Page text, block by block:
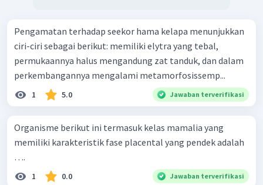
Pengamatan terhadap seekor hama kelapa menunjukkan
ciri-ciri sebagai berikut: memiliki elytra yang tebal,
permukaannya halus mengandung zat tanduk, dan dalam
perkembangannya mengalami metamorfosissemp...
1 5.0 Jawaban terverifikasi
Organisme berikut ini termasuk kelas mamalia yang
memiliki karakteristik fase placental yang pendek adalah
….
1 0.0 Jawaban terverifikasi